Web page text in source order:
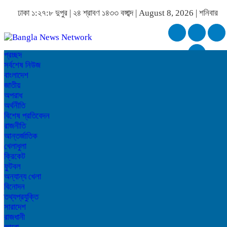
ঢাকা ১:২৭:৮ দুপুর| ২৪ শ্রাবণ ১৪৩৩ বঙ্গাব্দ | August 8, 2026 | শনিবার
প্রচ্ছদ
সর্বশেষ নিউজ
বাংলাদেশ
জাতীয়
অপরাধ
অর্থনীতি
বিশেষ প্রতিবেদন
রাজনীতি
আন্তর্জাতিক
খেলাধুলা
ক্রিকেট
ফুটবল
অন্যান্য খেলা
বিনোদন
তথ্যপ্রযুক্তি
সারাদেশ
রাজধানী